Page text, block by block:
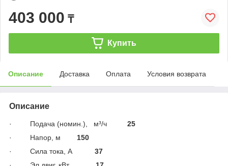
403 000 ₸
Купить
Описание Доставка Оплата Условия возврата
Описание
· Подача (номин.), м³/ч 25
· Напор, м 150
· Сила тока, А
37